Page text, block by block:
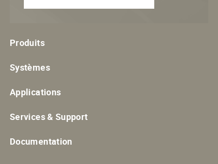
Produits
Systèmes
Applications
Services & Support
Documentation